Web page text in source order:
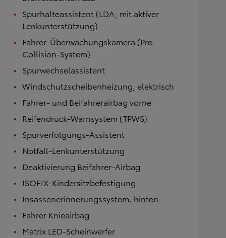
Spurhalteassistent (LDA, mit aktiver
Lenkunterstützung)
Fahrer-Überwachungskamera (Pre-
Collision-System)
Spurwechselassistent
Windschutzscheibenheizung, elektrisch
Fahrer- und Beifahrerairbag vorne
Reifendruck-Warnsystem (TPWS)
Spurverfolgungs-Assistent
Notfall-Lenkunterstützung
Deaktivierung Beifahrer-Airbag
ISOFIX-Kindersitzbefestigung
Insassenerinnerungssystem. hinten
Fahrer Knieairbag
Matrix LED-Scheinwerfer